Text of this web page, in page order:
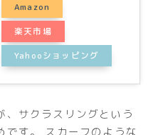
Amazon
楽天市場
Yahooショッピング
、サクラスリングという
です。 スカーフのような